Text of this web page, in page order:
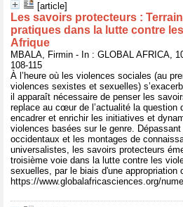
[article]
Les savoirs protecteurs :
pratiques dans la lutte contre
Afrique
MBALA, Firmin - In : GLOBAL AFRICA,
108-115
À l’heure où les violences sociales (au
violences sexistes et sexuelles)
il apparaît nécessaire de penser les
replace au cœur de l’actualité la question
encadrer et enrichir les initiatives et
violences basées sur le genre.
occidentaux et les montages de
universalistes, les savoirs protecteurs
troisième voie dans la lutte contre les
sexuelles, par le biais d'une appropriation
https://www.globalafricasciences.org/